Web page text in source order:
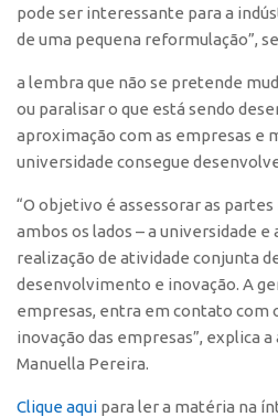
Agenda AUSPIN
Premiações
Edição 2025
Edição 2021
Edição 2019
Edição 2017
Inovação em Números
Propriedade Intelectual
Formas de Proteção
Patentes
pode ser interessante para a
de uma pequena reformulação”,
a lembra que não se pretende
ou paralisar o que está sendo
aproximação com as empresas e
universidade consegue
“O objetivo é assessorar as partes
ambos os lados – a universidade e
realização de atividade conjunta
desenvolvimento e inovação. A
empresas, entra em contato com
inovação das empresas”, explica
Manuella Pereira.
Clique aqui para ler a matéria na